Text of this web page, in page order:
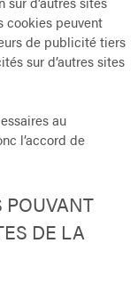
cookies peuvent
de publicité tiers
sur d’autres sites
au
l’accord de
POUVANT
DE LA